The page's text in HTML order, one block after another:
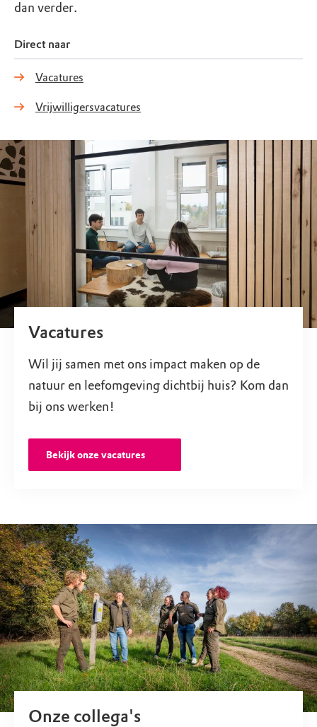
dan verder.
Direct naar
Vacatures
Vrijwilligersvacatures
Vacatures
Wil jij samen met ons impact maken op de
natuur en leefomgeving dichtbij huis? Kom dan
bij ons werken!
Bekijk onze vacatures
Onze collega's